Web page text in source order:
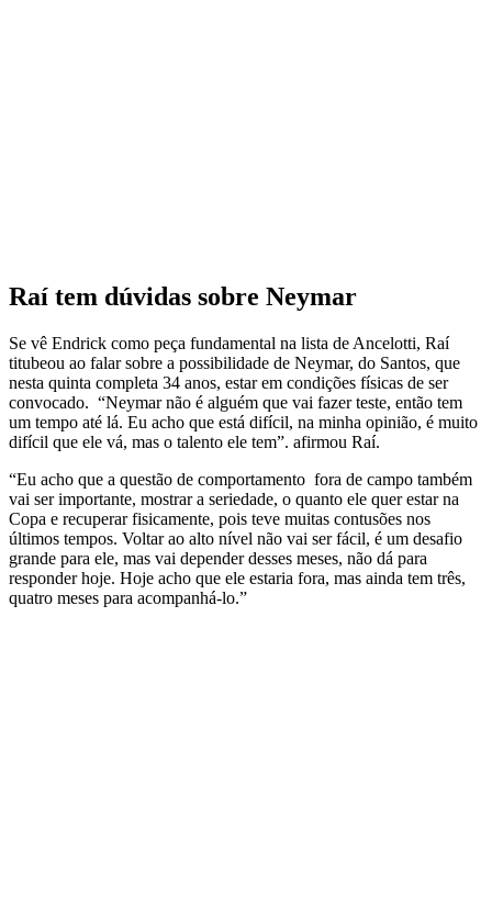
Raí tem dúvidas sobre Neymar
Se vê Endrick como peça fundamental na lista de Ancelotti, Raí
titubeou ao falar sobre a possibilidade de Neymar, do Santos, que
nesta quinta completa 34 anos, estar em condições físicas de ser
convocado. “Neymar não é alguém que vai fazer teste, então tem
um tempo até lá. Eu acho que está difícil, na minha opinião, é muito
difícil que ele vá, mas o talento ele tem”. afirmou Raí.
“Eu acho que a questão de comportamento fora de campo também
vai ser importante, mostrar a seriedade, o quanto ele quer estar na
Copa e recuperar fisicamente, pois teve muitas contusões nos
últimos tempos. Voltar ao alto nível não vai ser fácil, é um desafio
grande para ele, mas vai depender desses meses, não dá para
responder hoje. Hoje acho que ele estaria fora, mas ainda tem três,
quatro meses para acompanhá-lo.”